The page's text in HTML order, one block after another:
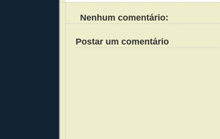
Nenhum comentário:
Postar um comentário